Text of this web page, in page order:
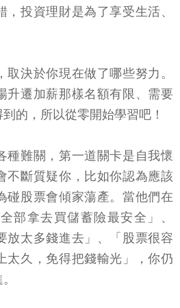
投資理財是為了享受生活、
決於你現在做了哪些努力。
升遷加薪那樣名額有限、需要
的，所以從零開始學習吧！
種難關，第一道關卡是自我懷
不斷質疑你，比如你認為應該
碰股票會傾家蕩產。當他們在
部拿去買儲蓄險最安全」、
放太多錢進去」、「股票很容
太久，免得把錢輸光」，你仍